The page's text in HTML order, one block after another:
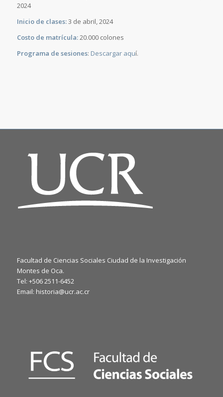
2024
Inicio de clases:3 de abril, 2024
Costo de matrícula:20.000 colones
Programa de sesiones: Descargar aquí.
Facultad de Ciencias Sociales Ciudad de la Investigación
Montes de Oca.
Tel: +506 2511-6452
Email: historia@ucr.ac.cr